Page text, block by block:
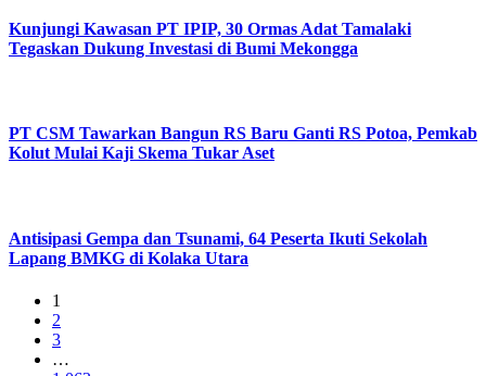
Kunjungi Kawasan PT IPIP, 30 Ormas Adat Tamalaki
Tegaskan Dukung Investasi di Bumi Mekongga
PT CSM Tawarkan Bangun RS Baru Ganti RS Potoa, Pemkab
Kolut Mulai Kaji Skema Tukar Aset
Antisipasi Gempa dan Tsunami, 64 Peserta Ikuti Sekolah
Lapang BMKG di Kolaka Utara
1
2
3
…